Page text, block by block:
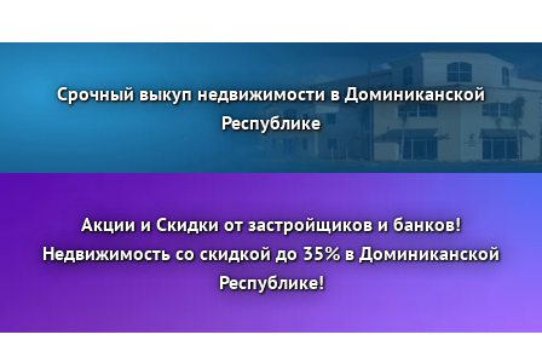
Срочный выкуп недвижимости в Доминиканской
Республике
Акции и Скидки от застройщиков и банков!
Недвижимость со скидкой до 35% в Доминиканской
Республике!